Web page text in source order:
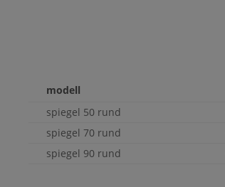
modell
spiegel 50 rund
spiegel 70 rund
spiegel 90 rund